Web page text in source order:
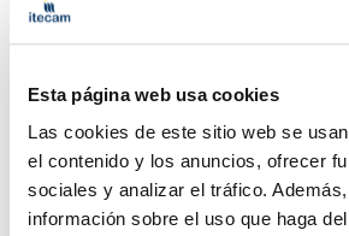
Esta página web usa cookies
Las cookies de este sitio web se
el contenido y los anuncios, ofrecer
sociales y analizar el tráfico.
información sobre el uso que haga
Objetivos
Enseñar los principios, el
práctica, las normativas y la
materiales para crear uniones
seguras y eficientes. Aprender